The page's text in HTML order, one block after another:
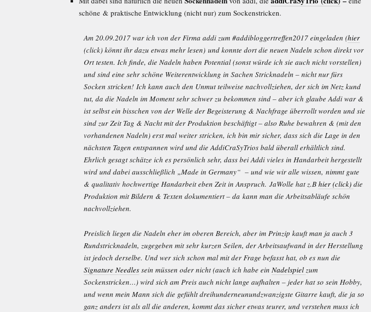
schöne & praktische Entwicklung (nicht nur) zum Sockenstricken.
Am 20.09.2017 war ich von der Firma addi zum #addibloggertreffen2017 eingeladen (hier
(click) könnt ihr dazu etwas mehr lesen) und konnte dort die neuen Nadeln schon direkt vor
Ort testen. Ich finde, die Nadeln haben Potential (sonst würde ich sie auch nicht vorstellen)
und sind eine sehr schöne Weiterentwicklung in Sachen Stricknadeln – nicht nur fürs
Socken stricken! Ich kann auch den Unmut teilweise nachvollziehen, der sich im Netz kund
tut, da die Nadeln im Moment sehr schwer zu bekommen sind – aber ich glaube Addi war &
ist selbst ein bisschen von der Welle der Begeisterung & Nachfrage überrollt worden und sie
sind zur Zeit Tag & Nacht mit der Produktion beschäftigt – also Ruhe bewahren & (mit den
vorhandenen Nadeln) erst mal weiter stricken, ich bin mir sicher, dass sich die Lage in den
nächsten Tagen entspannen wird und die AddiCraSyTrios bald überall erhältlich sind.
Ehrlich gesagt schätze ich es persönlich sehr, dass bei Addi vieles in Handarbeit hergestellt
wird und dabei ausschließlich „Made in Germany“ – und wie wir alle wissen, nimmt gute
& qualitativ hochwertige Handarbeit eben Zeit in Anspruch. JaWolle hat z.B hier (click) die
Produktion mit Bildern & Texten dokumentiert – da kann man die Arbeitsabläufe schön
nachvollziehen.
Preislich liegen die Nadeln eher im oberen Bereich, aber im Prinzip kauft man ja auch 3
Rundstricknadeln, zugegeben mit sehr kurzen Seilen, der Arbeitsaufwand in der Herstellung
ist jedoch derselbe. Und wer sich schon mal mit der Frage befasst hat, ob es nun die
Signature Needles sein müssen oder nicht (auch ich habe ein Nadelspiel zum
Sockenstricken…) wird sich am Preis auch nicht lange aufhalten – jeder hat so sein Hobby,
und wenn mein Mann sich die gefühlt dreihunderneunundzwanzigste Gitarre kauft, die ja so
ganz anders ist als all die anderen, kommt das sicher etwas teurer, und verstehen muss ich